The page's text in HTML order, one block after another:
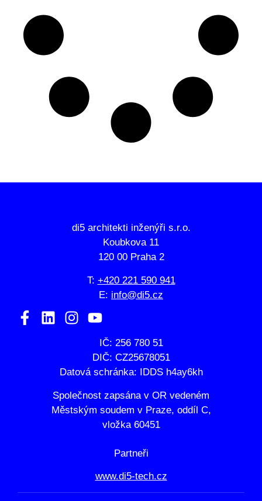
di5 architekti inženýři s.r.o.
Koubkova 11
120 00 Praha 2
T: +420 221 590 941
E: info@di5.cz
IČ: 256 780 51
DIČ: CZ25678051
Datová schránka: IDDS h4ay6kh
Společnost zapsána v OR vedeném
Městským soudem v Praze, oddíl C,
vložka 60451
Partneři
www.di5-tech.cz